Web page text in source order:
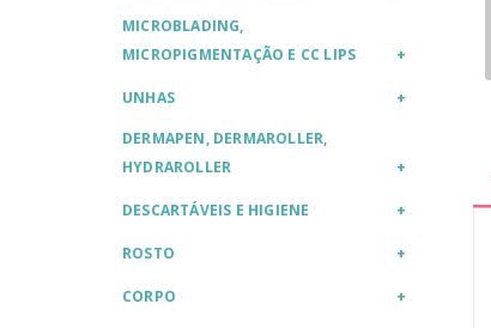
MICROBLADING,
MICROPIGMENTAÇÃO E CC LIPS
UNHAS
DERMAPEN, DERMAROLLER,
HYDRAROLLER
DESCARTÁVEIS E HIGIENE
ROSTO
CORPO